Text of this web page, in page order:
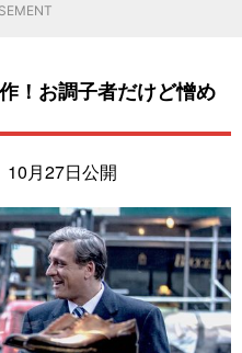
！お調子者だけど憎め
10月27日公開